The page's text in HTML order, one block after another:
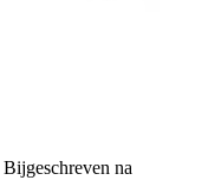
Bijgeschreven na